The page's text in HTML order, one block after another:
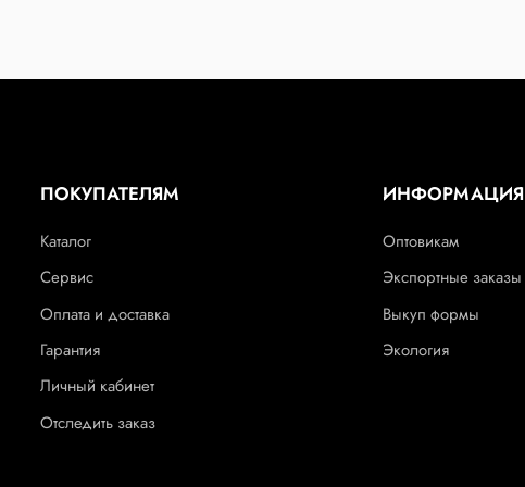
ПОКУПАТЕЛЯМ
Каталог
Сервис
Оплата и доставка
Гарантия
Личный кабинет
Отследить заказ
ИНФОРМАЦИЯ
Оптовикам
Экспортные заказы
Выкуп формы
Экология